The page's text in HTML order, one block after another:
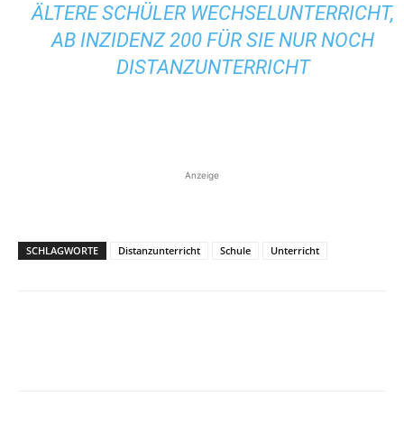
ÄLTERE SCHÜLER WECHSELUNTERRICHT,
AB INZIDENZ 200 FÜR SIE NUR NOCH
DISTANZUNTERRICHT
Anzeige
SCHLAGWORTE Distanzunterricht Schule Unterricht